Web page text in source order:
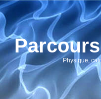
Physique,